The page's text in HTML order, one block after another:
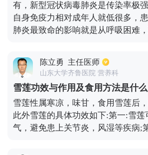
有，新型冠状病毒肺炎是传染率极
自身免疫力相对成年人就低很多，
肺炎最致命的影响就是从呼吸困难
陈立勇 主任医师
山东大学齐鲁医院 营养科
雪莲功效与作用及食用方法是什么
雪莲性属寒凉，味甘，食用雪莲后
此外雪莲的具体功效如下:第一:雪莲
气，避免患上关节炎，风湿等疾病;
月经失调的女性朋友，大多数是由
适量食用雪莲能够调理月经，改善